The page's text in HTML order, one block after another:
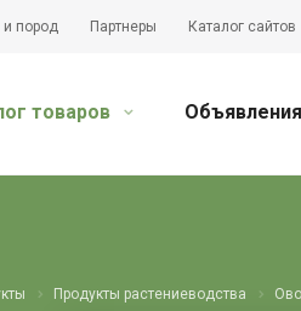
и пород Партнеры Каталог сайтов
товаров Объявления
Продукты растениеводства